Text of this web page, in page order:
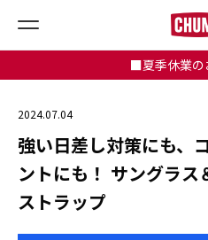
■夏季休業
2024.07.04
強い日差し対策にも、
ントにも！ サングラス
ストラップ